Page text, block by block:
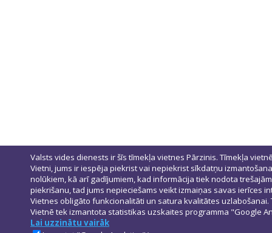
Valsts vides dienests ir šīs tīmekļa vietnes Pārzinis. Tīmekļa
Vietni, jums ir iespēja piekrist vai nepiekrist sīkdatņu
nolūkiem, kā arī gadījumiem, kad informācija tiek nodota
piekrišanu, tad jums nepieciešams veikt izmaiņas savas ierīces
Vietnes obligāto funkcionalitāti un satura kvalitātes
Vietnē tek izmantota statistikas uzskaites programma "Google
Lai uzzinātu vairāk